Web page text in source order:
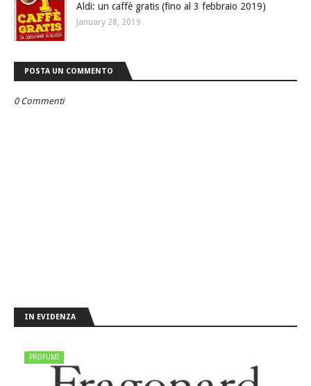
Aldi: un caffè gratis (fino al 3 febbraio 2019)
January 28, 2019
POSTA UN COMMENTO
0 Commenti
IN EVIDENZA
PROFUMI